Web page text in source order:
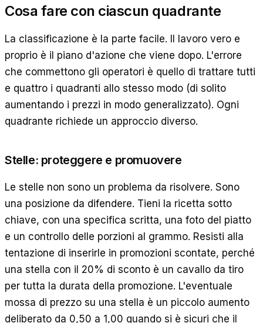
Cosa fare con ciascun quadrante
La classificazione è la parte facile. Il lavoro vero e
proprio è il piano d'azione che viene dopo. L'errore
che commettono gli operatori è quello di trattare tutti
e quattro i quadranti allo stesso modo (di solito
aumentando i prezzi in modo generalizzato). Ogni
quadrante richiede un approccio diverso.
Stelle: proteggere e promuovere
Le stelle non sono un problema da risolvere. Sono
una posizione da difendere. Tieni la ricetta sotto
chiave, con una specifica scritta, una foto del piatto
e un controllo delle porzioni al grammo. Resisti alla
tentazione di inserirle in promozioni scontate, perché
una stella con il 20% di sconto è un cavallo da tiro
per tutta la durata della promozione. L'eventuale
mossa di prezzo su una stella è un piccolo aumento
deliberato da 0,50 a 1,00 quando si è sicuri che il